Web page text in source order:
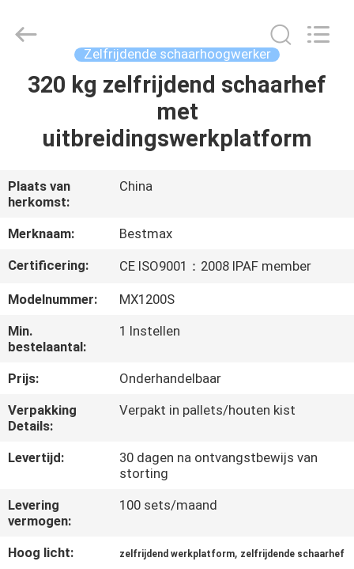
HUIS
PRODUCTEN
OVER
ONS
FABRIEKSTOCHT
CONTACT
MET
OP
NIEUWS
LTD.
Zelfrijdende schaarhoogwerker
320 kg zelfrijdend schaarhef
met
uitbreidingswerkplatform
Plaats van
herkomst:
China
Merknaam:
Bestmax
Certificering:
CE ISO9001：2008 IPAF member
Modelnummer:
MX1200S
Min.
bestelaantal:
1 Instellen
Prijs:
Onderhandelbaar
Verpakking
Details:
Verpakt in pallets/houten kist
Levertijd:
30 dagen na ontvangstbewijs van
storting
Levering
vermogen:
100 sets/maand
Hoog licht: zelfrijdend werkplatform, zelfrijdende schaarhef